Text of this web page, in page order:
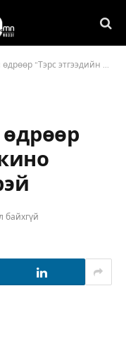
этгээдийн кино хөтөч”-ийг үзээрэй
байхгүй